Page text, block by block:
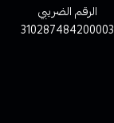
الرقم الضريبي
310287484200003